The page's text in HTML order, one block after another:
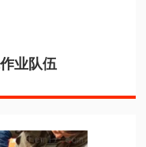
业队伍